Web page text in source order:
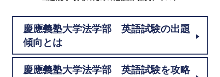
費用について
お申込みの流れ
慶應義塾大学法学部 英語試験の出題
傾向とは
慶應義塾大学法学部 英語試験を攻略